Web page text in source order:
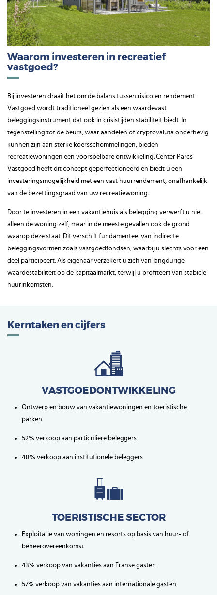
Waarom investeren in recreatief
vastgoed?
Bij investeren draait het om de balans tussen risico en rendement.
Vastgoed wordt traditioneel gezien als een waardevast
beleggingsinstrument dat ook in crisistijden stabiliteit biedt. In
tegenstelling tot de beurs, waar aandelen of cryptovaluta onderhevig
kunnen zijn aan sterke koersschommelingen, bieden
recreatiewoningen een voorspelbare ontwikkeling. Center Parcs
Vastgoed heeft dit concept geperfectioneerd en biedt u een
investeringsmogelijkheid met een vast huurrendement, onafhankelijk
van de bezettingsgraad van uw recreatiewoning.
Door te investeren in een vakantiehuis als belegging verwerft u niet
alleen de woning zelf, maar in de meeste gevallen ook de grond
waarop deze staat. Dit verschilt fundamenteel van indirecte
beleggingsvormen zoals vastgoedfondsen, waarbij u slechts voor een
deel participeert. Als eigenaar verzekert u zich van langdurige
waardestabiliteit op de kapitaalmarkt, terwijl u profiteert van stabiele
huurinkomsten.
Kerntaken en cijfers
VASTGOEDONTWIKKELING
Ontwerp en bouw van vakantiewoningen en toeristische
parken
52% verkoop aan particuliere beleggers
48% verkoop aan institutionele beleggers
TOERISTISCHE SECTOR
Exploitatie van woningen en resorts op basis van huur- of
beheerovereenkomst
43% verkoop van vakanties aan Franse gasten
57% verkoop van vakanties aan internationale gasten